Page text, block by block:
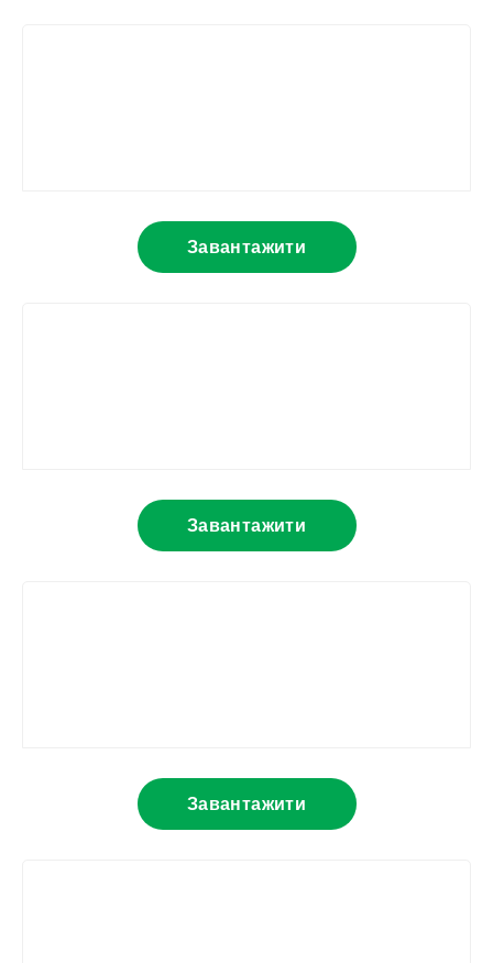
Завантажити
Завантажити
Завантажити